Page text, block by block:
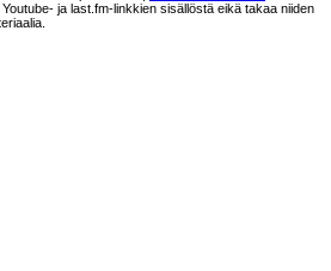
ja last.fm-linkkien sisällöstä eikä takaa niiden